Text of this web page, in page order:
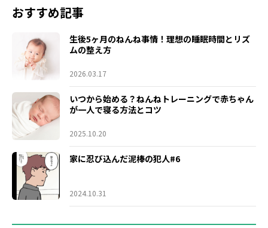
おすすめ記事
生後5ヶ月のねんね事情！理想の睡眠時間とリズ
ムの整え方
2026.03.17
いつから始める？ねんねトレーニングで赤ちゃん
が一人で寝る方法とコツ
2025.10.20
家に忍び込んだ泥棒の犯人#6
2024.10.31